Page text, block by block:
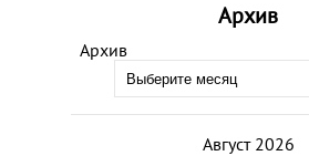
Архив
Архив
Август 2026